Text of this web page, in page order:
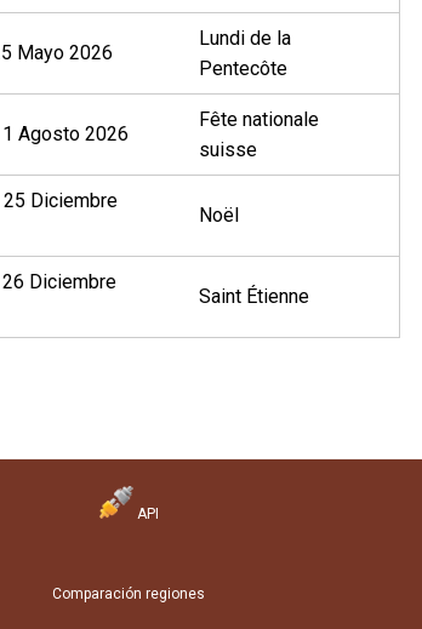
Mayo 2026
Lundi de la
Pentecôte
1 Agosto 2026
Fête nationale
suisse
Diciembre
Noël
Diciembre
Saint Étienne
API
Comparación regiones